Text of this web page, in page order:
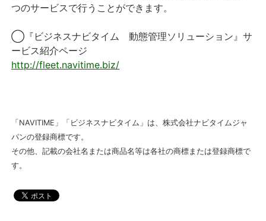
つのサービスで行うことができます。
◯『ビジネスナビタイム 動態管理ソリューション』サ
ービス紹介ページ
http://fleet.navitime.biz/
「NAVITIME」「ビジネスナビタイム」は、株式会社ナビタイムジャ
パンの登録商標です。
その他、記載の会社名または商品名等は各社の商標または登録商標で
す。